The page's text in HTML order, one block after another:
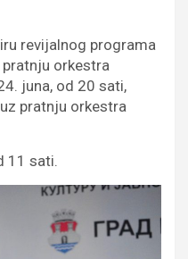
revijalnog programa
pratnju orkestra
juna, od 20 sati,
uz pratnju orkestra
11 sati.